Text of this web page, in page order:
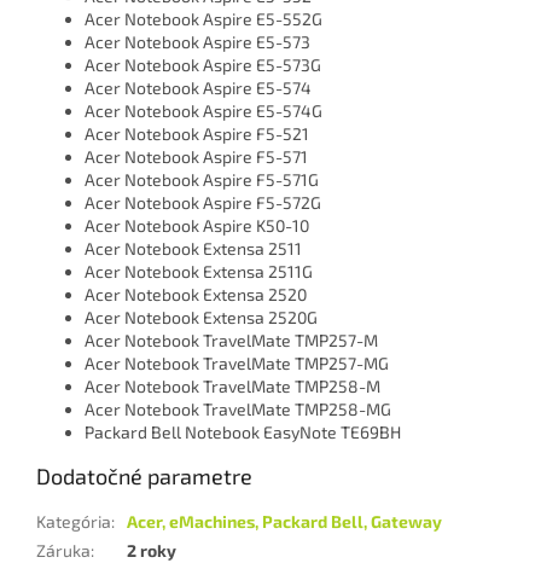
Acer Notebook Aspire E5-552G
Acer Notebook Aspire E5-573
Acer Notebook Aspire E5-573G
Acer Notebook Aspire E5-574
Acer Notebook Aspire E5-574G
Acer Notebook Aspire F5-521
Acer Notebook Aspire F5-571
Acer Notebook Aspire F5-571G
Acer Notebook Aspire F5-572G
Acer Notebook Aspire K50-10
Acer Notebook Extensa 2511
Acer Notebook Extensa 2511G
Acer Notebook Extensa 2520
Acer Notebook Extensa 2520G
Acer Notebook TravelMate TMP257-M
Acer Notebook TravelMate TMP257-MG
Acer Notebook TravelMate TMP258-M
Acer Notebook TravelMate TMP258-MG
Packard Bell Notebook EasyNote TE69BH
Dodatočné parametre
Kategória: Acer, eMachines, Packard Bell, Gateway
Záruka:
2 roky